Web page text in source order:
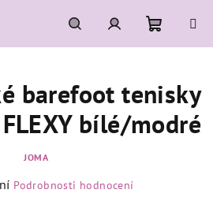
HledatPřihlášeníNákupní
košík
barefoot tenisky
bílé/modré
JOMA
Podrobnosti hodnocení